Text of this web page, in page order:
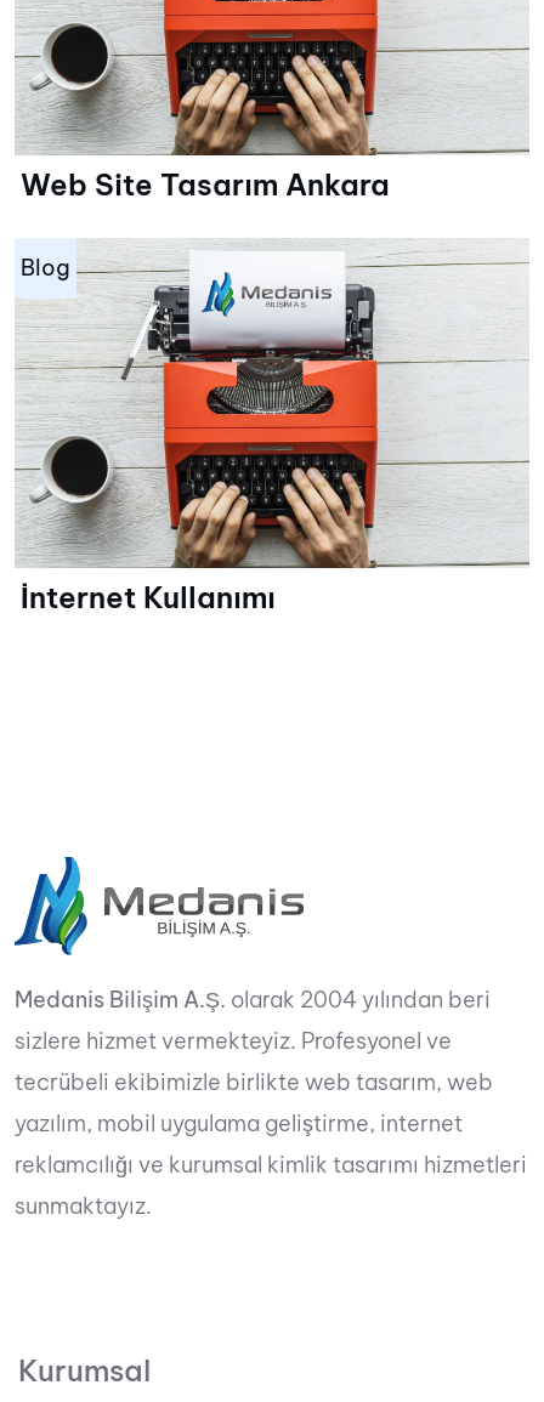
Web Site Tasarım Ankara
Blog
İnternet Kullanımı
Medanis Bilişim A.Ş. olarak 2004 yılından beri
sizlere hizmet vermekteyiz. Profesyonel ve
tecrübeli ekibimizle birlikte web tasarım, web
yazılım, mobil uygulama geliştirme, internet
reklamcılığı ve kurumsal kimlik tasarımı hizmetleri
sunmaktayız.
Kurumsal